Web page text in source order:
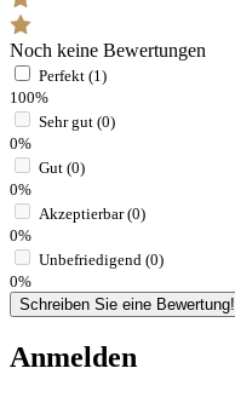
Noch keine Bewertungen
Perfekt (1)
100%
Sehr gut (0)
0%
Gut (0)
0%
Akzeptierbar (0)
0%
Unbefriedigend (0)
0%
Schreiben Sie eine Bewertung!
Anmelden